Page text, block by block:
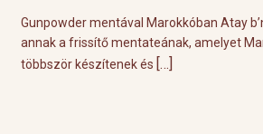
Gunpowder mentával Marokkóban Atay
annak a frissítő mentateának, amelyet
többször készítenek és […]